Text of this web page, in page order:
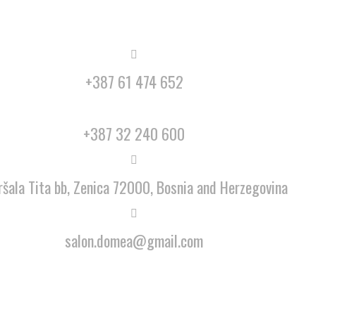
+387 61 474 652
+387 32 240 600
Tita bb, Zenica 72000, Bosnia and Herzegovina
salon.domea@gmail.com